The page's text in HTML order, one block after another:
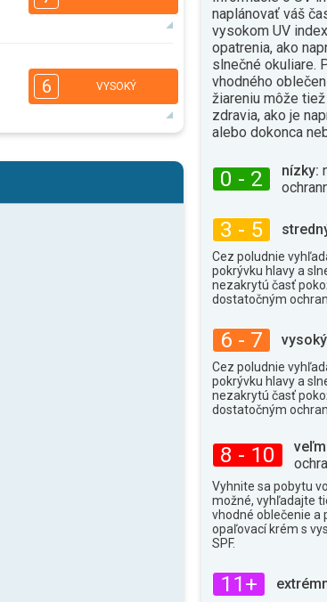
34°
16:00
3
35°max.
6 VYSOKÝ
3
2
naplánovať váš
vysokom UV
opatrenia, ako
slnečné okuliare.
vhodného
žiareniu môže
zdravia, ako je
alebo dokonca
0 - 2 nízky:
3 - 5
Cez poludnie
pokrývku hlavy a
nezakrytú časť
dostatočným
6 - 7
Cez poludnie
pokrývku hlavy a
nezakrytú časť
dostatočným
8 - 10
Vyhnite sa pobytu
možné, vyhľadajte
vhodné oblečenie a
opaľovací krém s
SPF.
11+